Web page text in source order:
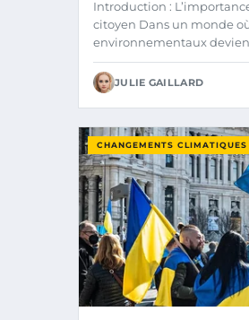
Introduction :
citoyen Dans un monde
environnementaux
JULIE GAILLARD
CHANGEMENTS CLIMATIQUES